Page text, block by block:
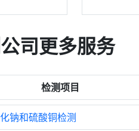
司更多服务
检测项目
钠和硫酸铜检测